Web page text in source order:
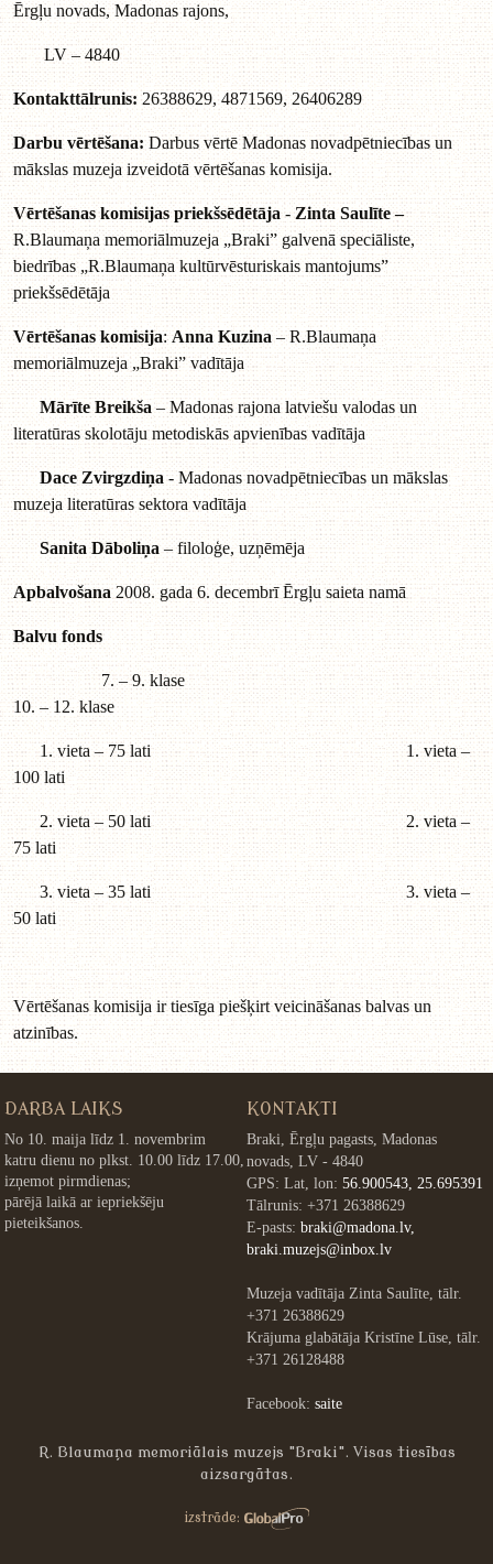
Ērgļu novads, Madonas rajons,
LV – 4840
Kontakttālrunis: 26388629, 4871569, 26406289
Darbu vērtēšana: Darbus vērtē Madonas novadpētniecības un
mākslas muzeja izveidotā vērtēšanas komisija.
Vērtēšanas komisijas priekšsēdētāja-Zinta Saulīte –
R.Blaumaņa memoriālmuzeja „Braki” galvenā speciāliste,
biedrības „R.Blaumaņa kultūrvēsturiskais mantojums”
priekšsēdētāja
Vērtēšanas komisija:Anna Kuzina– R.Blaumaņa
memoriālmuzeja „Braki” vadītāja
Mārīte Breikša– Madonas rajona latviešu valodas un
literatūras skolotāju metodiskās apvienības vadītāja
Dace Zvirgzdiņa- Madonas novadpētniecības un mākslas
muzeja literatūras sektora vadītāja
Sanita Dāboliņa– filoloģe, uzņēmēja
Apbalvošana2008. gada 6. decembrī Ērgļu saieta namā
Balvu fonds
7. – 9. klase
10. – 12. klase
1. vieta – 75 lati 1. vieta –
100 lati
2. vieta – 50 lati 2. vieta –
75 lati
3. vieta – 35 lati 3. vieta –
50 lati
Vērtēšanas komisija ir tiesīga piešķirt veicināšanas balvas un
atzinības.
DARBA LAIKS
No 10. maija līdz 1. novembrim
katru dienu no plkst. 10.00 līdz 17.00,
izņemot pirmdienas;
pārējā laikā ar iepriekšēju
pieteikšanos.
KONTAKTI
Braki, Ērgļu pagasts, Madonas
novads, LV - 4840
GPS: Lat, lon: 56.900543, 25.695391
Tālrunis: +371 26388629
E-pasts: braki@madona.lv,
braki.muzejs@inbox.lv
Muzeja vadītāja Zinta Saulīte, tālr.
+371 26388629
Krājuma glabātāja Kristīne Lūse, tālr.
+371 26128488
Facebook: saite
R. Blaumaņa memoriālais muzejs "Braki". Visas tiesības
aizsargātas.
izstrāde: